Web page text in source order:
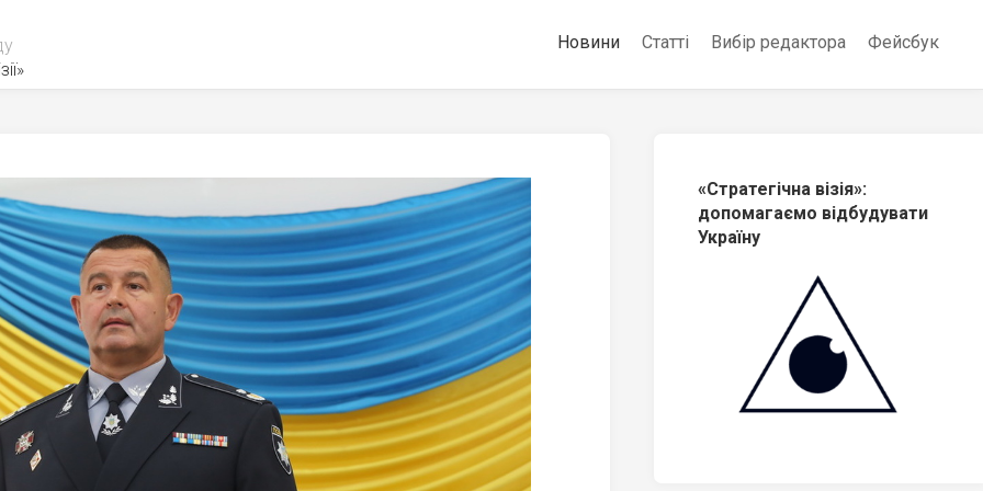
Новини Статті Вибір редактора Фейсбук
«Стратегічна візія»:
допомагаємо відбудувати
Україну